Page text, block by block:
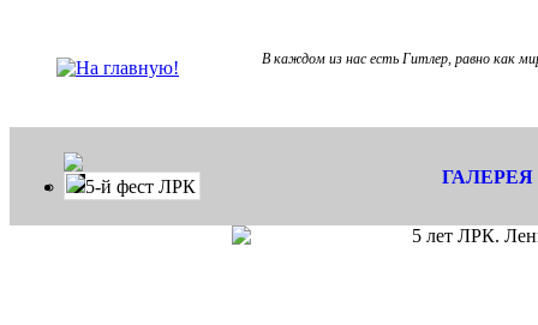
В каждом из нас есть Гитлер, равно как
5-й фест ЛРК ГАЛЕРЕЯ